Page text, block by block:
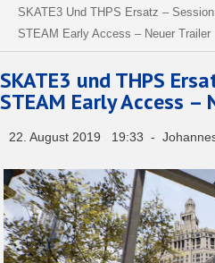
SKATE3 Und THPS Ersatz –
STEAM Early Access – Neuer Trailer
SKATE3 und THPS
STEAM Early Access –
22. August 2019 19:33 -